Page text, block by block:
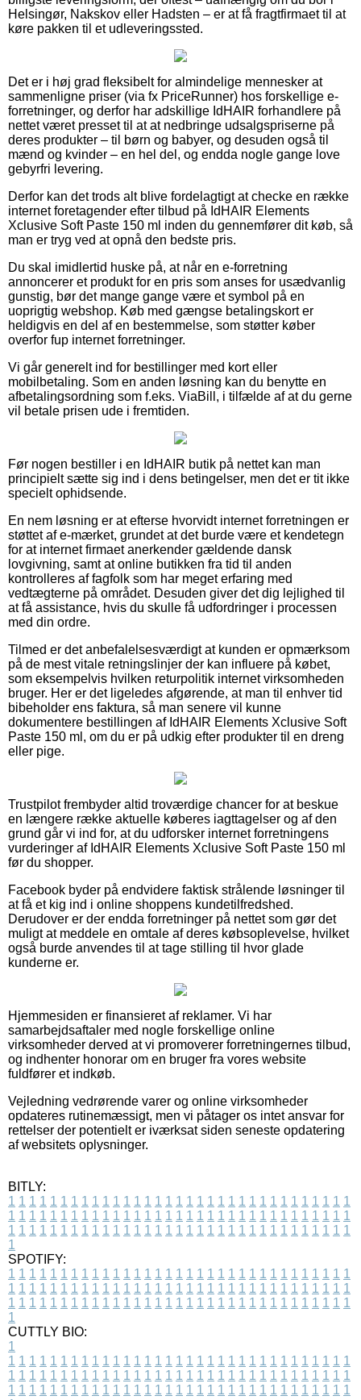
Helsingør, Nakskov eller Hadsten – er at få fragtfirmaet til at
køre pakken til et udleveringssted.
Det er i høj grad fleksibelt for almindelige mennesker at
sammenligne priser (via fx PriceRunner) hos forskellige e-
forretninger, og derfor har adskillige IdHAIR forhandlere på
nettet været presset til at at nedbringe udsalgspriserne på
deres produkter – til børn og babyer, og desuden også til
mænd og kvinder – en hel del, og endda nogle gange love
gebyrfri levering.
Derfor kan det trods alt blive fordelagtigt at checke en række
internet foretagender efter tilbud på IdHAIR Elements
Xclusive Soft Paste 150 ml inden du gennemfører dit køb, så
man er tryg ved at opnå den bedste pris.
Du skal imidlertid huske på, at når en e-forretning
annoncerer et produkt for en pris som anses for usædvanlig
gunstig, bør det mange gange være et symbol på en
uoprigtig webshop. Køb med gængse betalingskort er
heldigvis en del af en bestemmelse, som støtter køber
overfor fup internet forretninger.
Vi går generelt ind for bestillinger med kort eller
mobilbetaling. Som en anden løsning kan du benytte en
afbetalingsordning som f.eks. ViaBill, i tilfælde af at du gerne
vil betale prisen ude i fremtiden.
Før nogen bestiller i en IdHAIR butik på nettet kan man
principielt sætte sig ind i dens betingelser, men det er tit ikke
specielt ophidsende.
En nem løsning er at efterse hvorvidt internet forretningen er
støttet af e-mærket, grundet at det burde være et kendetegn
for at internet firmaet anerkender gældende dansk
lovgivning, samt at online butikken fra tid til anden
kontrolleres af fagfolk som har meget erfaring med
vedtægterne på området. Desuden giver det dig lejlighed til
at få assistance, hvis du skulle få udfordringer i processen
med din ordre.
Tilmed er det anbefalelsesværdigt at kunden er opmærksom
på de mest vitale retningslinjer der kan influere på købet,
som eksempelvis hvilken returpolitik internet virksomheden
bruger. Her er det ligeledes afgørende, at man til enhver tid
bibeholder ens faktura, så man senere vil kunne
dokumentere bestillingen af IdHAIR Elements Xclusive Soft
Paste 150 ml, om du er på udkig efter produkter til en dreng
eller pige.
Trustpilot frembyder altid troværdige chancer for at beskue
en længere række aktuelle køberes iagttagelser og af den
grund går vi ind for, at du udforsker internet forretningens
vurderinger af IdHAIR Elements Xclusive Soft Paste 150 ml
før du shopper.
Facebook byder på endvidere faktisk strålende løsninger til
at få et kig ind i online shoppens kundetilfredshed.
Derudover er der endda forretninger på nettet som gør det
muligt at meddele en omtale af deres købsoplevelse, hvilket
også burde anvendes til at tage stilling til hvor glade
kunderne er.
Hjemmesiden er finansieret af reklamer. Vi har
samarbejdsaftaler med nogle forskellige online
virksomheder derved at vi promoverer forretningernes tilbud,
og indhenter honorar om en bruger fra vores website
fuldfører et indkøb.
Vejledning vedrørende varer og online virksomheder
opdateres rutinemæssigt, men vi påtager os intet ansvar for
rettelser der potentielt er iværksat siden seneste opdatering
af websitets oplysninger.
BITLY:
1 1 1 1 1 1 1 1 1 1 1 1 1 1 1 1 1 1 1 1 1 1 1 1 1 1 1 1 1 1 1 1 1
1 1 1 1 1 1 1 1 1 1 1 1 1 1 1 1 1 1 1 1 1 1 1 1 1 1 1 1 1 1 1 1 1
1 1 1 1 1 1 1 1 1 1 1 1 1 1 1 1 1 1 1 1 1 1 1 1 1 1 1 1 1 1 1 1 1
1
SPOTIFY:
1 1 1 1 1 1 1 1 1 1 1 1 1 1 1 1 1 1 1 1 1 1 1 1 1 1 1 1 1 1 1 1 1
1 1 1 1 1 1 1 1 1 1 1 1 1 1 1 1 1 1 1 1 1 1 1 1 1 1 1 1 1 1 1 1 1
1 1 1 1 1 1 1 1 1 1 1 1 1 1 1 1 1 1 1 1 1 1 1 1 1 1 1 1 1 1 1 1 1
1
CUTTLY BIO:
1
1 1 1 1 1 1 1 1 1 1 1 1 1 1 1 1 1 1 1 1 1 1 1 1 1 1 1 1 1 1 1 1 1
1 1 1 1 1 1 1 1 1 1 1 1 1 1 1 1 1 1 1 1 1 1 1 1 1 1 1 1 1 1 1 1 1
1 1 1 1 1 1 1 1 1 1 1 1 1 1 1 1 1 1 1 1 1 1 1 1 1 1 1 1 1 1 1 1 1